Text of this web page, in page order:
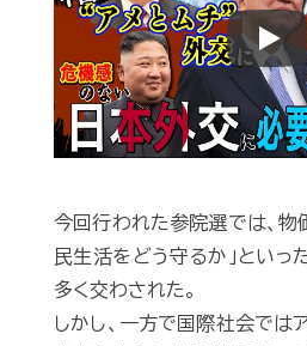
Play
今回行われた参院選では、物
民生活をどう守るか」といっ
多く交わされた。
しかし、一方で国際社会ではア